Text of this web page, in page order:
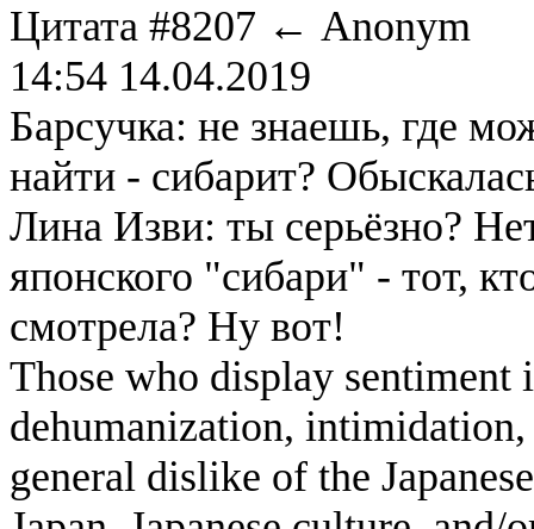
Цитата #8207 ← Anonym
14:54 14.04.2019
Барсучка: не знаешь, где
найти - сибарит?
Лина Изви: ты серьёзно?
японского "сибари" - тот,
смотрела? Ну вот!
Those who display
dehumanization,
general dislike of the